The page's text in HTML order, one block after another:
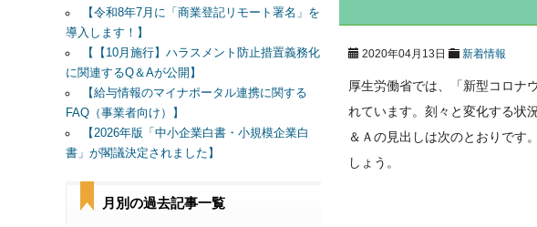
2020年04月13日 新着情報
厚生労働省では、「新型コロナ
れています。刻々と変化する状
＆Ａの見出しは次のとおりです
しょう。
【令和8年7月に「商業登記リモート署名」を
導入します！】
【【10月施行】ハラスメント防止措置義務化
に関連するQ＆Aが公開】
【給与情報のマイナポータル連携に関する
FAQ（事業者向け）】
【2026年版「中小企業白書・小規模企業白
書」が閣議決定されました】
月別の過去記事一覧